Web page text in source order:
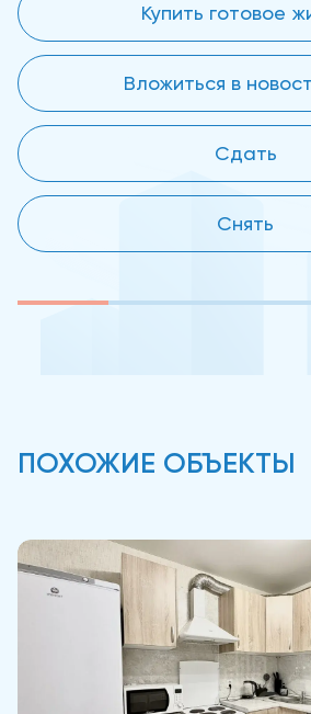
Купить готовое
Вложиться в
Сдать
Снять
ПОХОЖИЕ ОБЪЕКТЫ